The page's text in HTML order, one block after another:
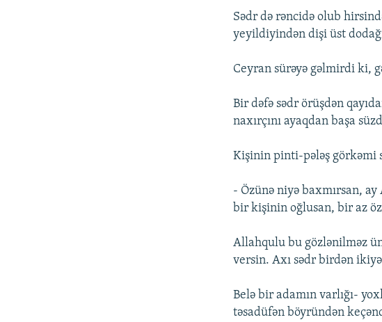
Sədr də rəncidə olub
yeyildiyindən dişi üst
Ceyran sürəyə gəlmirdi ki,
Bir dəfə sədr örüşdən
naxırçını ayaqdan başa
Kişinin pinti-pələş görkəmi
- Özünə niyə baxmırsan, ay
bir kişinin oğlusan, bir az
Allahqulu bu gözlənilməz
versin. Axı sədr birdən
Belə bir adamın varlığı-
təsadüfən böyründən